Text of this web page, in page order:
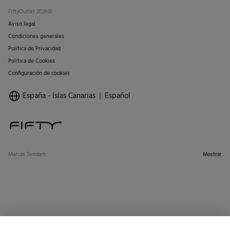
FiftyOutlet 2026©
Aviso legal
Condiciones generales
Política de Privacidad
Política de Cookies
Configuración de cookies
España - Islas Canarias Español
Marcas Tendam Mostrar